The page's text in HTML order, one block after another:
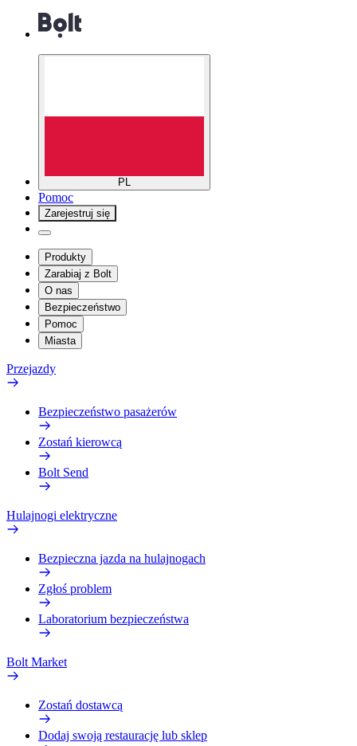
PL
Pomoc
Zarejestruj się
Produkty
Zarabiaj z Bolt
O nas
Bezpieczeństwo
Pomoc
Miasta
Przejazdy
Bezpieczeństwo pasażerów
Zostań kierowcą
Bolt Send
Hulajnogi elektryczne
Bezpieczna jazda na hulajnogach
Zgłoś problem
Laboratorium bezpieczeństwa
Bolt Market
Zostań dostawcą
Dodaj swoją restaurację lub sklep